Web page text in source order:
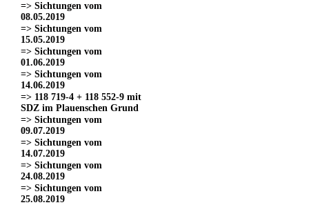
=> Sichtungen vom
08.05.2019
=> Sichtungen vom
15.05.2019
=> Sichtungen vom
01.06.2019
=> Sichtungen vom
14.06.2019
=> 118 719-4 + 118 552-9 mit
SDZ im Plauenschen Grund
=> Sichtungen vom
09.07.2019
=> Sichtungen vom
14.07.2019
=> Sichtungen vom
24.08.2019
=> Sichtungen vom
25.08.2019